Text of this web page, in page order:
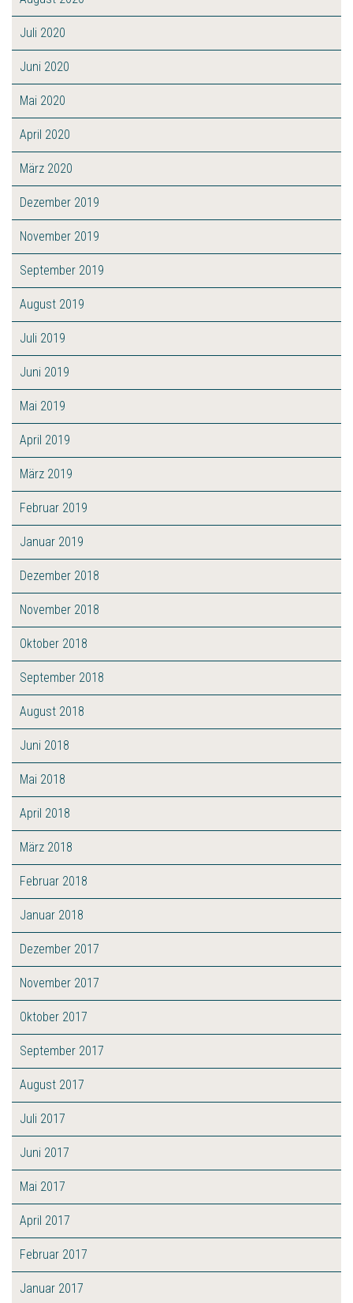
Juli 2020
Juni 2020
Mai 2020
April 2020
März 2020
Dezember 2019
November 2019
September 2019
August 2019
Juli 2019
Juni 2019
Mai 2019
April 2019
März 2019
Februar 2019
Januar 2019
Dezember 2018
November 2018
Oktober 2018
September 2018
August 2018
Juni 2018
Mai 2018
April 2018
März 2018
Februar 2018
Januar 2018
Dezember 2017
November 2017
Oktober 2017
September 2017
August 2017
Juli 2017
Juni 2017
Mai 2017
April 2017
Februar 2017
Januar 2017